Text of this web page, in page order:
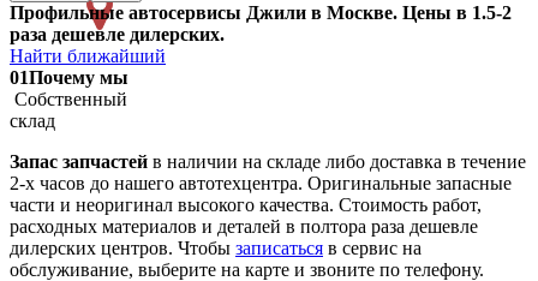
Профильные автосервисы Джили в Москве. Цены в 1.5-2
раза дешевле дилерских.
Найти ближайший
01Почему мы
Собственный
склад
Запас запчастей в наличии на складе либо доставка в течение
2-х часов до нашего автотехцентра. Оригинальные запасные
части и неоригинал высокого качества. Стоимость работ,
расходных материалов и деталей в полтора раза дешевле
дилерских центров. Чтобы записаться в сервис на
обслуживание, выберите на карте и звоните по телефону.